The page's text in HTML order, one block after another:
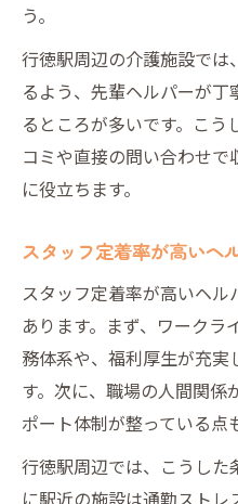
う。
行徳駅周辺の介護施設で
るよう、先輩ヘルパーが
るところが多いです。こう
コミや直接の問い合わせ
に役立ちます。
スタッフ定着率が高いヘ
スタッフ定着率が高いヘ
あります。まず、ワークラ
務体系や、福利厚生が充
す。次に、職場の人間関係
ポート体制が整っている点
行徳駅周辺では、こうし
に駅近の施設は通勤スト